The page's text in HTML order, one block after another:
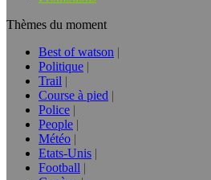
Thèmes du moment
Best of watson
Politique
Trail
Course à pied
Police
People
Météo
Etats-Unis
Football